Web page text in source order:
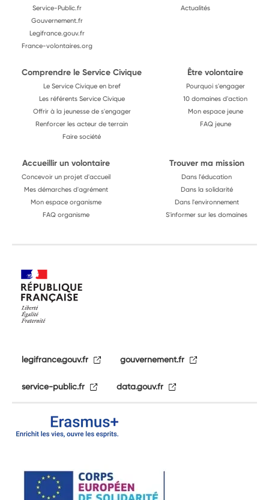
Service-Public.fr
Gouvernement.fr
Legifrance.gouv.fr
France-volontaires.org
Actualités
Comprendre le Service Civique
Le Service Civique en bref
Les référents Service Civique
Offrir à la jeunesse de s'engager
Renforcer les acteur de terrain
Faire société
Être volontaire
Pourquoi s'engager
10 domaines d'action
Mon espace jeune
FAQ jeune
Accueillir un volontaire
Concevoir un projet d'accueil
Mes démarches d'agrément
Mon espace organisme
FAQ organisme
Trouver ma mission
Dans l'éducation
Dans la solidarité
Dans l'environnement
S'informer sur les domaines
legifrance.gouv.fr gouvernement.fr
service-public.fr data.gouv.fr